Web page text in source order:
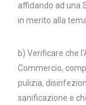
affidando ad una
in merito alla
b) Verificare che
Commercio,
pulizia,
sanificazione e